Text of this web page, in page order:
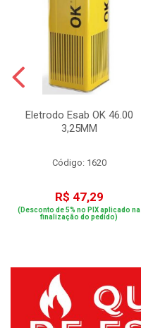
Eletrodo Esab OK 46.00
3,25MM
Código: 1620
R$ 47,29
(Desconto de 5% no PIX aplicado na
finalização do pedido)